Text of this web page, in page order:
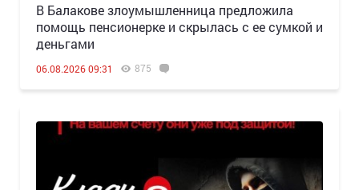
В Балакове злоумышленница предложила
помощь пенсионерке и скрылась с ее сумкой и
деньгами
06.08.2026 09:31 875